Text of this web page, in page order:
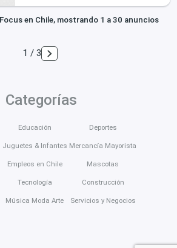
en Chile, mostrando 1 a 30 anuncios
1 / 3
Categorías
Educación
Juguetes & Infantes
Empleos en Chile
Tecnología
Música Moda Arte
Deportes
Mercancía Mayorista
Mascotas
Construcción
Servicios y Negocios